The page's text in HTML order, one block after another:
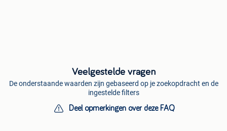
Veelgestelde vragen
De onderstaande waarden zijn gebaseerd op je zoekopdracht en de
ingestelde filters
Deel opmerkingen over deze FAQ